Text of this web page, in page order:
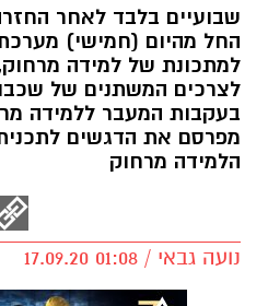
שבועיים בלבד לאחר
החל מהיום (חמישי)
למתכונת של למידה
לצרכים המשתנים של
בעקבות המעבר ללמידה
מפרסם את הדגשים
הלמידה מרחוק
נועה גבאי / 01:08 17.09.20